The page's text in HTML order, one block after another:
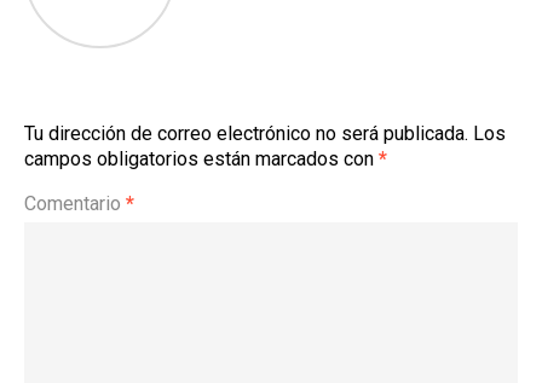
Tu dirección de correo electrónico no será publicada. Los
campos obligatorios están marcados con *
Comentario *